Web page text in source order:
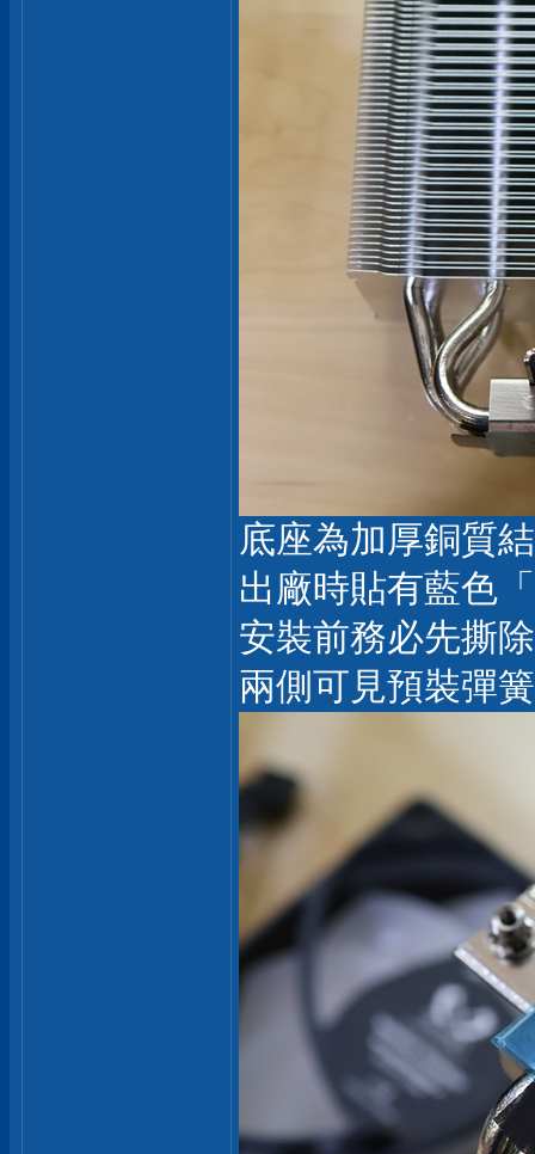
底座為加厚銅質
出廠時貼有藍色
安裝前務必先撕
兩側可見預裝彈